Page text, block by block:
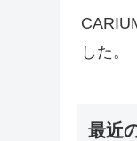
した。
最近